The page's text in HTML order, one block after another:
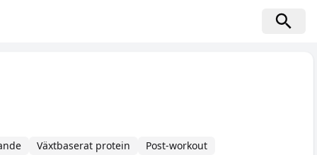
Växtbaserat protein
Post-workout